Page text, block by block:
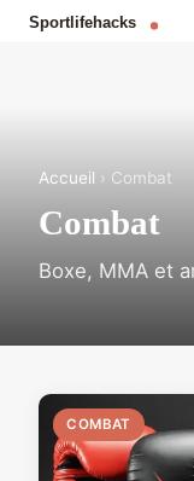
Accueil › Combat
Combat
Boxe, MMA et
COMBAT